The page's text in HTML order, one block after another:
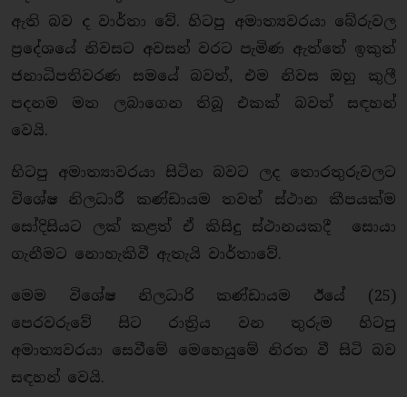
ඇති බව ද වාර්තා වේ. හිටපු අමාත්‍යවරයා බේරුවල
ප්‍රදේශයේ නිවසට අවසන් වරට පැමිණ ඇත්තේ ඉකුත්
ජනාධිපතිවරණ සමයේ බවත්, එම නිවස ඔහු කුලී
පදනම මත ලබාගෙන තිබූ එකක් බවත් සඳහන්
වෙයි.
හිටපු අමාත්‍යාවරයා සිටින බවට ලද තොරතුරුවලට
විශේෂ නිලධාරී කණ්ඩායම තවත් ස්ථාන කීපයක්ම
සෝදිසියට ලක් කළත් ඒ කිසිදු ස්ථානයකදී සොයා
ගැනීමට නොහැකිවී ඇතැයි වාර්තාවේ.
මෙම විශේෂ නිලධාරි කණ්ඩායම ඊයේ (25)
පෙරවරුවේ සිට රාත්‍රිය වන තුරුම හිටපු
අමාත්‍යවරයා සෙවීමේ මෙහෙයුමේ නිරත වී සිටි බව
සඳහන් වෙයි.